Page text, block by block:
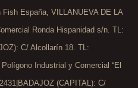
España, VILLANUEVA DE LA
Ronda Hispanidad s/n. TL:
C/ Alcollarín 18. TL:
Industrial y Comercial “El
(CAPITAL): C/